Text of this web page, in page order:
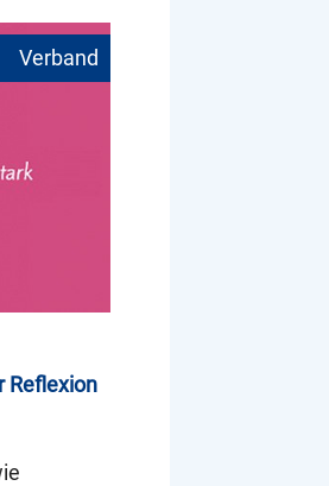
Reflexion